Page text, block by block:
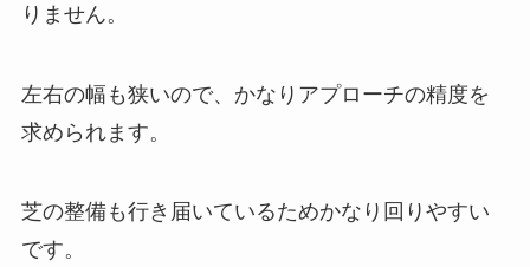
りません。
左右の幅も狭いので、かなりアプローチの精度を
求められます。
芝の整備も行き届いているためかなり回りやすい
です。